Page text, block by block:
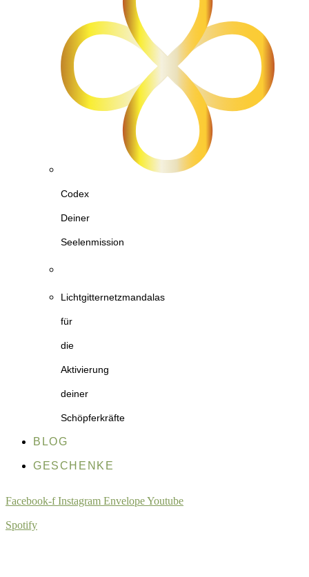
Codex
Deiner
Seelenmission
Lichtgitternetzmandalas
für
die
Aktivierung
deiner
Schöpferkräfte
BLOG
GESCHENKE
Facebook-f Instagram EnvelopeYoutube
Spotify